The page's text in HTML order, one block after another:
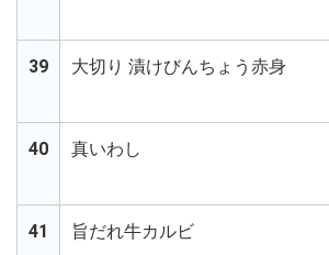
39 大切り 漬けびんちょう赤身
40 真いわし
41 旨だれ牛カルビ